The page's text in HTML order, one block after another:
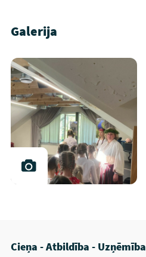
Galerija
Cieņa - Atbildība - Uzņēmība